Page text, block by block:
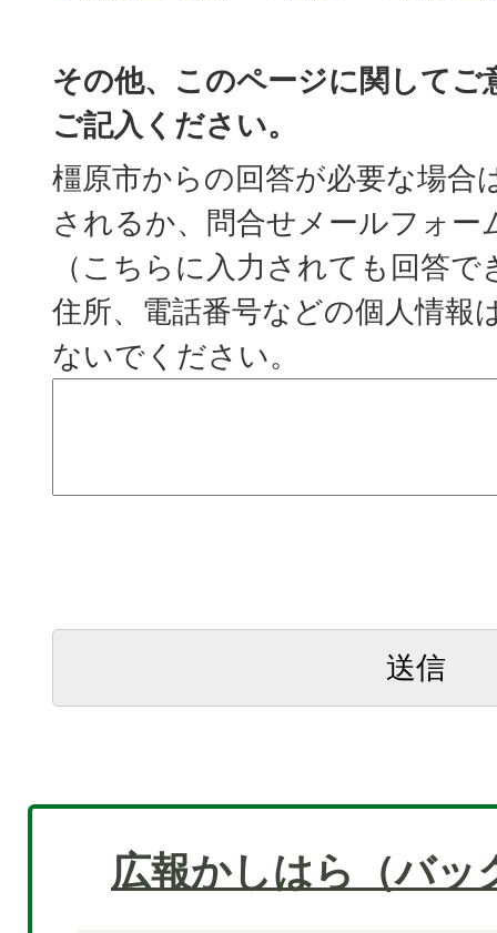
その他、このページに関してご
ご記入ください。
橿原市からの回答が必要な場合
されるか、問合せメールフォー
（こちらに入力されても回答
住所、電話番号などの個人情報
ないでください。
広報かしはら（バッ